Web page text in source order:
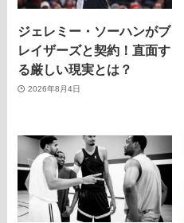
ジェレミー・ソーハンがブ
レイザーズと契約！直面す
る厳しい現実とは？
2026年8月4日